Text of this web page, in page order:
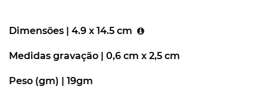
Dimensões | 4.9 x 14.5 cm
Medidas gravação | 0,6 cm x 2,5 cm
Peso (gm) | 19gm